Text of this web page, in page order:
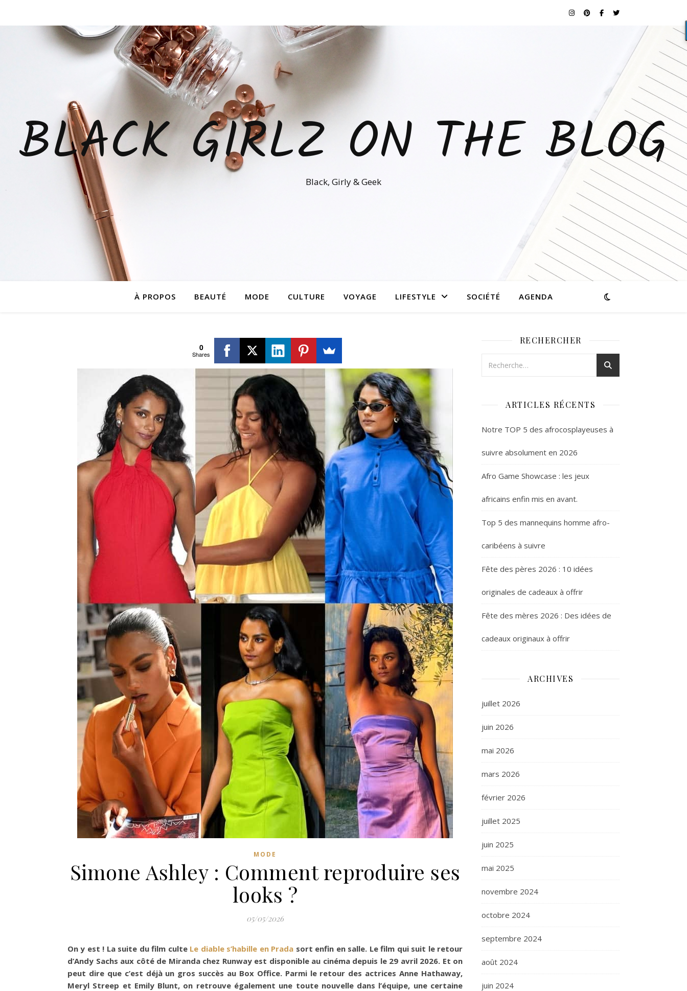
BLACK GIRLZ ON THE BLOG
Black, Girly & Geek
À PROPOS BEAUTÉ MODE CULTURE VOYAGE LIFESTYLE SOCIÉTÉ AGENDA
0
Shares
MODE
Simone Ashley : Comment reproduire ses
looks ?
05/05/2026
On y est ! La suite du film culte Le diable s’habille en Prada sort enfin en salle. Le film qui suit le retour
d’Andy Sachs aux côté de Miranda chez Runway est disponible au cinéma depuis le 29 avril 2026. Et on
peut dire que c’est déjà un gros succès au Box Office. Parmi le retour des actrices Anne Hathaway,
Meryl Streep et Emily Blunt, on retrouve également une toute nouvelle dans l’équipe, une certaine
RECHERCHER
ARTICLES RÉCENTS
Notre TOP 5 des afrocosplayeuses à
suivre absolument en 2026
Afro Game Showcase : les jeux
africains enfin mis en avant.
Top 5 des mannequins homme afro-
caribéens à suivre
Fête des pères 2026 : 10 idées
originales de cadeaux à offrir
Fête des mères 2026 : Des idées de
cadeaux originaux à offrir
ARCHIVES
juillet 2026
juin 2026
mai 2026
mars 2026
février 2026
juillet 2025
juin 2025
mai 2025
novembre 2024
octobre 2024
septembre 2024
août 2024
juin 2024